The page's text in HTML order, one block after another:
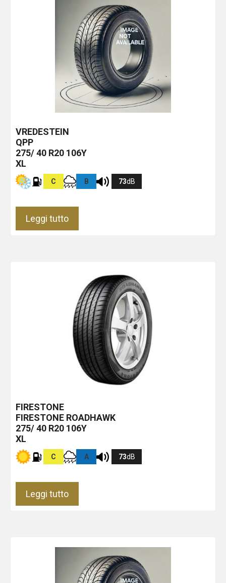
VREDESTEIN
QPP
275/ 40 R20 106Y
XL
C B 73dB
Leggi tutto
FIRESTONE
FIRESTONE ROADHAWK
275/ 40 R20 106Y
XL
C A 73dB
Leggi tutto